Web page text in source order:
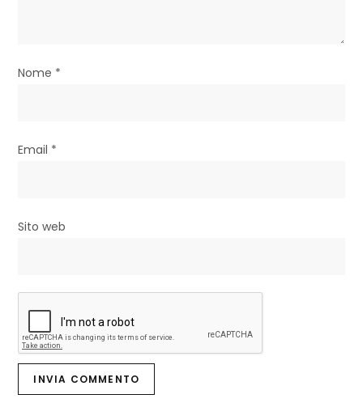
c
l
Nome *
Email *
Sito web